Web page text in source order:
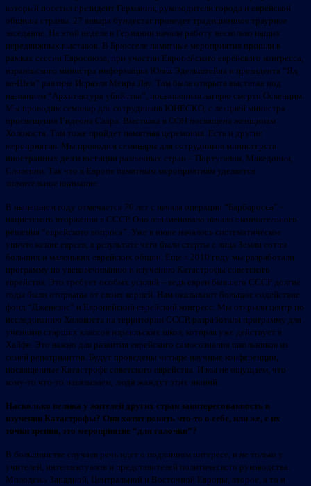
который посетил президент Германии, руководители города и еврейской
общины страны. 27 января бундестаг проведет традиционное траурное
заседание. На этой неделе в Германии начали работу несколько наших
передвижных выставок. В Брюсселе памятные мероприятия прошли в
рамках сессии Евросоюза, при участии Европейского еврейского конгресса,
израильского министра информации Юлия Эдельштейна и президента “Яд
ва-Шем” раввина Исраэля Меира Лау. Там была открыта выставка под
названием “Архитектура убийства”, посвященная лагерю смерти Освенцим.
Мы проводим семинар для сотрудников ЮНЕСКО, с лекцией министра
просвещения Гидеона Саара. Выставка в ООН посвящена женщинам
Холокоста. Там тоже пройдет памятная церемония. Есть и другие
мероприятия. Мы проводим семинары для сотрудников министерств
иностранных дел и юстиции различных стран – Португалии, Македонии,
Словении. Так что в Европе памятным мероприятиям уделяется
значительное внимание.
В нынешнем году отмечается 70 лет с начала операции “Барбаросса” –
нацистского вторжения в СССР. Оно ознаменовало начало окончательного
решения “еврейского вопроса”. Уже в июне началось систематическое
уничтожение евреев, в результате чего были стерты с лица Земли сотни
больших и маленьких еврейских общин. Еще в 2010 году мы разработали
программу по увековечиванию и изучению Катастрофы советского
еврейства. Это требует особых усилий – ведь евреи бывшего СССР долгие
годы были оторваны от своих корней. Нам оказывают большое содействие
фонд “Дженезис” и Европейский еврейский конгресс. Мы открыли центр по
исследованию Холокоста на территории СССР, разработали программу для
учеников старших классов израильских школ, которая уже действует в
Хайфе. Это важно для развития еврейского самосознания школьников из
семей репатриантов. Будут проведены четыре научные конференции,
посвященные Катастрофе советского еврейства. И мы не ощущаем, что
кому-то что-то навязываем, люди жаждут этих знаний.
Насколько велика у жителей других стран заинтересованность в
изучении Катастрофы? Они хотят понять что-то о себе, или же, с их
точки зрения, это мероприятие “для галочки”?
В большинстве случаев речь идет о подлинном интересе, и не только у
учителей, интеллектуалов и представителей политического руководства.
Молодежь Западной, Центральной и Восточной Европы, второе, а то и